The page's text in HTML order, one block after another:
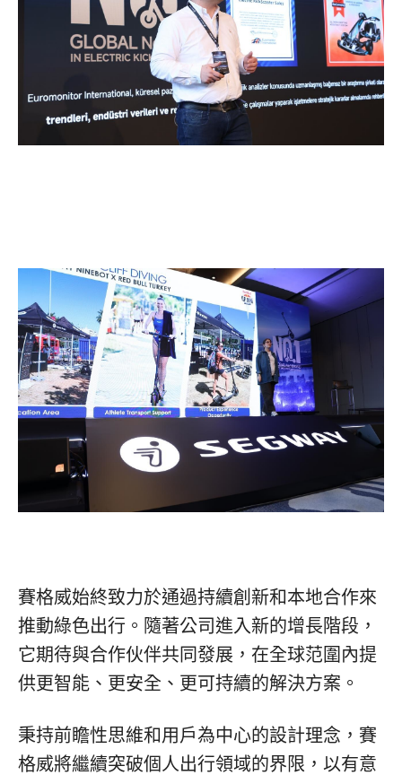
賽格威始終致力於通過持續創新和本地合作來
推動綠色出行。隨著公司進入新的增長階段，
它期待與合作伙伴共同發展，在全球范圍內提
供更智能、更安全、更可持續的解決方案。
秉持前瞻性思維和用戶為中心的設計理念，賽
格威將繼續突破個人出行領域的界限，以有意